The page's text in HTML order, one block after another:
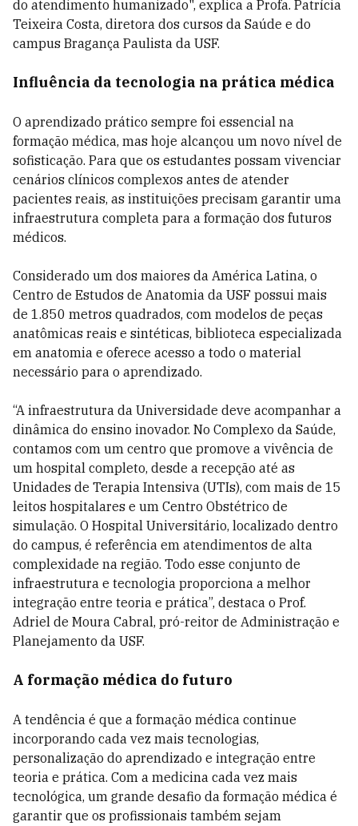
do atendimento humanizado", explica a Profa. Patrícia
Teixeira Costa, diretora dos cursos da Saúde e do
campus Bragança Paulista da USF.
Influência da tecnologia na prática médica
O aprendizado prático sempre foi essencial na
formação médica, mas hoje alcançou um novo nível de
sofisticação. Para que os estudantes possam vivenciar
cenários clínicos complexos antes de atender
pacientes reais, as instituições precisam garantir uma
infraestrutura completa para a formação dos futuros
médicos.
Considerado um dos maiores da América Latina, o
Centro de Estudos de Anatomia da USF possui mais
de 1.850 metros quadrados, com modelos de peças
anatômicas reais e sintéticas, biblioteca especializada
em anatomia e oferece acesso a todo o material
necessário para o aprendizado.
“A infraestrutura da Universidade deve acompanhar a
dinâmica do ensino inovador. No Complexo da Saúde,
contamos com um centro que promove a vivência de
um hospital completo, desde a recepção até as
Unidades de Terapia Intensiva (UTIs), com mais de 15
leitos hospitalares e um Centro Obstétrico de
simulação. O Hospital Universitário, localizado dentro
do campus, é referência em atendimentos de alta
complexidade na região. Todo esse conjunto de
infraestrutura e tecnologia proporciona a melhor
integração entre teoria e prática”, destaca o Prof.
Adriel de Moura Cabral, pró-reitor de Administração e
Planejamento da USF.
A formação médica do futuro
A tendência é que a formação médica continue
incorporando cada vez mais tecnologias,
personalização do aprendizado e integração entre
teoria e prática. Com a medicina cada vez mais
tecnológica, um grande desafio da formação médica é
garantir que os profissionais também sejam